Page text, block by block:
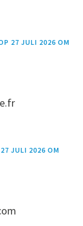
27 JULI 2026 OM
27 JULI 2026 OM